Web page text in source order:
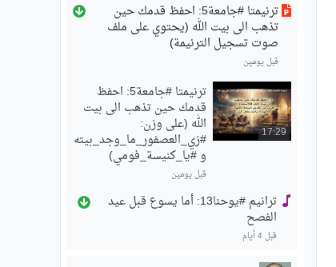
ترنيمتا #جامعة5: احفظ قدمك حين
تذهب الى بيت الله (يحتوي على ملف
صوت تسجيل الترنيمة)
قبل يومين
17:29
ترنيمتا #جامعة5: احفظ
قدمك حين تذهب الى بيت
الله (على وزن:
#زي_العصفور_ما_وجد_بيته
و #يا_كنيسة_فومي)
قبل يومين
ترانيم #يوحنا13: أما يسوع قبل عيد
الفصح
قبل 4 أيام